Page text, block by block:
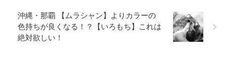
沖縄・那覇 【ムラシャン】よりカラーの
色持ちが良くなる！？【いろもち】これは
絶対欲しい！